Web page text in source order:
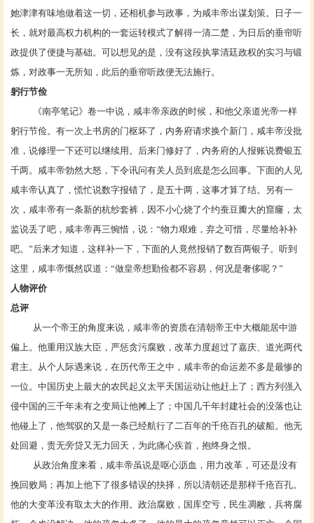
她津津有味地做着这一切，还相机参与政事，为咸丰帝出谋划策。日子一
长，就对最高权力机构的一套运转模式了解得一清二楚，为日后的垂帘听
政提供了便捷与基础。可以想见的是，没有这段执掌清廷政权的实习与锻
炼，对政事一无所知，此后的垂帘听政便无法施行。
躬行节俭
《南亭笔记》卷一中说，咸丰帝亲政的时候，和他父亲道光帝一样
躬行节俭。有一次上书房的门枢坏了，内务府请求换个新门，咸丰帝没批
准，说修理一下还可以继续用。后来门修好了，内务府的人报账说费银五
千两。咸丰帝勃然大怒，下令讯问有关人员到底是怎么回事。下面的人见
咸丰帝认真了，慌忙说数字报错了，是五十两，这事才算了结。另有一
次，咸丰帝有一条新的杭纱套裤，因不小心烧了个约蚕豆瓣大的窟窿，太
监说丢了吧，咸丰帝再三惋惜，说：“物力艰难，弃之可惜，尽量给补补
吧。”后来才知道，这样补一下，下面的人竟然报销了数百两银子。听到
这里，咸丰帝慨然叹道：“做皇帝想勤俭都不容易，何况是奢侈呢？”
人物评价
总评
从一个帝王的角度来说，咸丰帝的资质在清朝帝王中大概能居中游
偏上。他重用汉族大臣，严惩贪污腐败，改革力度超过了嘉庆、道光两代
君主。从个人际遇来说，在历代帝王之中，咸丰帝的命运差不多是最惨的
一位。 中国历史上最大的农民起义太平天国运动让他赶上了；西方列强入
侵中国的三千年未有之变局让他摊上了；中国几千年封建社会的没落也让
他碰上了，他驾驭的又是一条已经航行了二百年的千疮百孔的破船。他无
处回避，责无旁贷又无力回天，为此痛心疾首，抱终身之恨。
从政治角度来看，咸丰帝虽说是呕心沥血，用力改革，可还是没有
挽回败局；再加上他下了很多错误的抉择，所以清朝还是那样千疮百孔。
他的大变革没有取太大的作用。政治腐败，国库空亏，民生凋敝，兵将腐